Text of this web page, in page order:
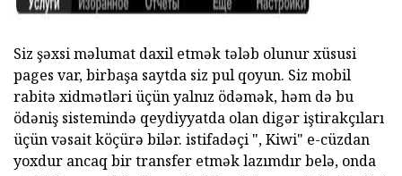
Siz şəxsi məlumat daxil etmək tələb olunur xüsusi
pages var, birbaşa saytda siz pul qoyun. Siz mobil
rabitə xidmətləri üçün yalnız ödəmək, həm də bu
ödəniş sistemində qeydiyyatda olan digər iştirakçıları
üçün vəsait köçürə bilər. istifadəçi ", Kiwi" e-cüzdan
yoxdur ancaq bir transfer etmək lazımdır belə, onda